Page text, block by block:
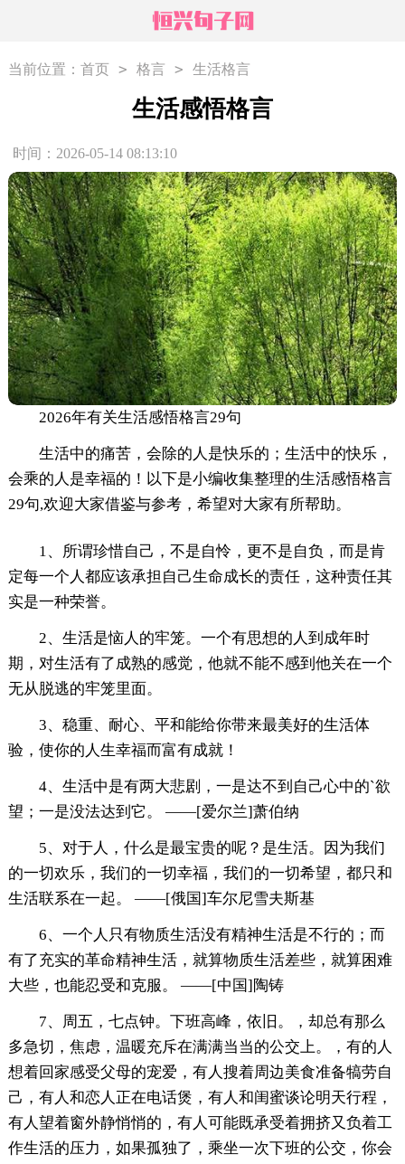
当前位置： 首页 > 格言 > 生活格言
生活感悟格言
时间：2026-05-14 08:13:10
2026年有关生活感悟格言29句
生活中的痛苦，会除的人是快乐的；生活中的快乐，
会乘的人是幸福的！以下是小编收集整理的生活感悟格言
29句,欢迎大家借鉴与参考，希望对大家有所帮助。
1、所谓珍惜自己，不是自怜，更不是自负，而是肯
定每一个人都应该承担自己生命成长的责任，这种责任其
实是一种荣誉。
2、生活是恼人的牢笼。一个有思想的人到成年时
期，对生活有了成熟的感觉，他就不能不感到他关在一个
无从脱逃的牢笼里面。
3、稳重、耐心、平和能给你带来最美好的生活体
验，使你的人生幸福而富有成就！
4、生活中是有两大悲剧，一是达不到自己心中的`欲
望；一是没法达到它。 ——[爱尔兰]萧伯纳
5、对于人，什么是最宝贵的呢？是生活。因为我们
的一切欢乐，我们的一切幸福，我们的一切希望，都只和
生活联系在一起。 ——[俄国]车尔尼雪夫斯基
6、一个人只有物质生活没有精神生活是不行的；而
有了充实的革命精神生活，就算物质生活差些，就算困难
大些，也能忍受和克服。 ——[中国]陶铸
7、周五，七点钟。下班高峰，依旧。，却总有那么
多急切，焦虑，温暖充斥在满满当当的公交上。，有的人
想着回家感受父母的宠爱，有人搜着周边美食准备犒劳自
己，有人和恋人正在电话煲，有人和闺蜜谈论明天行程，
有人望着窗外静悄悄的，有人可能既承受着拥挤又负着工
作生活的压力，如果孤独了，乘坐一次下班的公交，你会